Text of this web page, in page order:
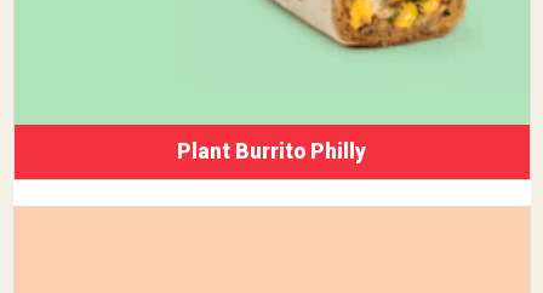
Plant Burrito Philly